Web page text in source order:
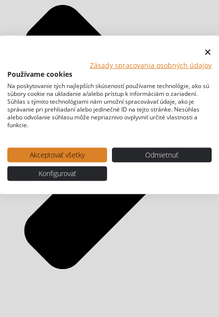
Zásady spracovania osobných údajov
Používame cookies
Na poskytovanie tých najlepších skúseností používame technológie, ako sú
súbory cookie na ukladanie a/alebo prístup k informáciám o zariadení.
Súhlas s týmito technológiami nám umožní spracovávať údaje, ako je
správanie pri prehliadaní alebo jedinečné ID na tejto stránke. Nesúhlas
alebo odvolanie súhlasu môže nepriaznivo ovplyvniť určité vlastnosti a
funkcie.
Akceptovať všetky
Odmietnuť
Konfigurovať